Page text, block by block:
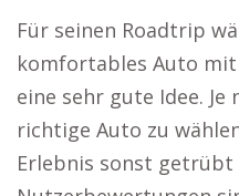
Für seinen Roadtrip
komfortables Auto
eine sehr gute Idee. Je
richtige Auto zu
Erlebnis sonst getrübt